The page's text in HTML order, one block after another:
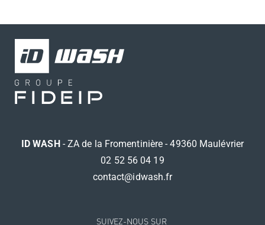
ID WASH - ZA de la Fromentinière - 49360 Maulévrier
02 52 56 04 19
contact@idwash.fr
SUIVEZ-NOUS SUR